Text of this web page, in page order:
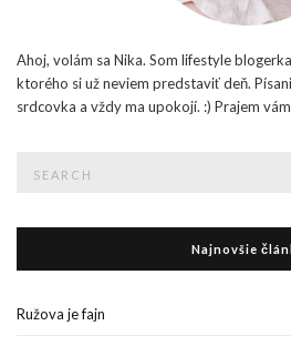
Ahoj, volám sa Nika. Som lifestyle
ktorého si už neviem predstaviť deň.
srdcovka a vždy ma upokojí. :) Prajem
Najnovšie
Ružova je fajn